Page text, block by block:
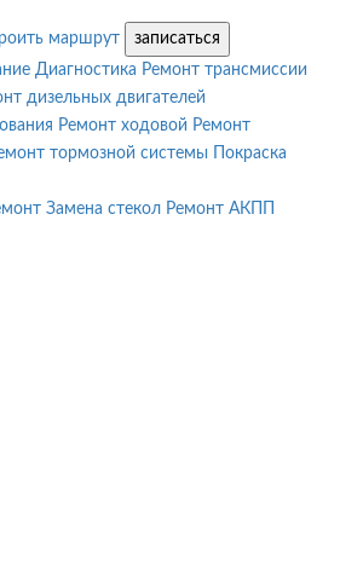
маршрут
записаться
Диагностика Ремонт трансмиссии
дизельных двигателей
Ремонт ходовой Ремонт
тормозной системы
Покраска
Замена стекол Ремонт АКПП